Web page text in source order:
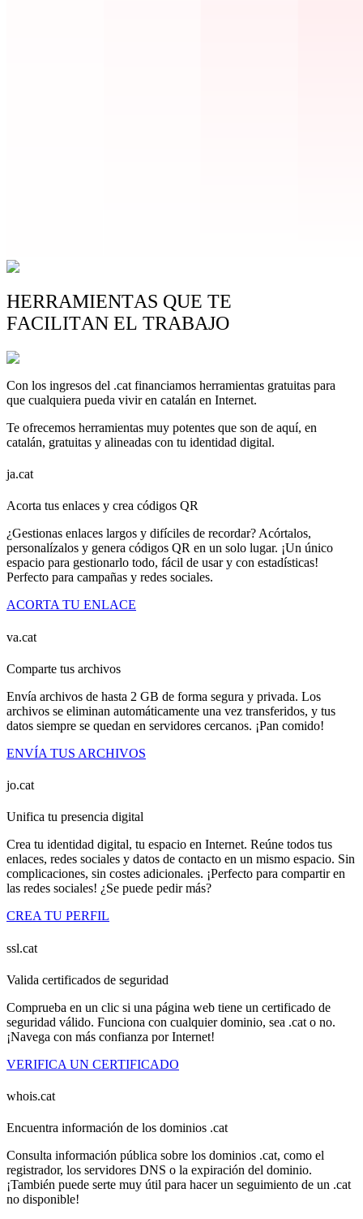
HERRAMIENTAS QUE TE
FACILITAN EL TRABAJO
Con los ingresos del .cat financiamos herramientas gratuitas para
que cualquiera pueda vivir en catalán en Internet.
Te ofrecemos herramientas muy potentes que son de aquí, en
catalán, gratuitas y alineadas con tu identidad digital.
ja.cat
Acorta tus enlaces y crea códigos QR
¿Gestionas enlaces largos y difíciles de recordar? Acórtalos,
personalízalos y genera códigos QR en un solo lugar. ¡Un único
espacio para gestionarlo todo, fácil de usar y con estadísticas!
Perfecto para campañas y redes sociales.
ACORTA TU ENLACE
va.cat
Comparte tus archivos
Envía archivos de hasta 2 GB de forma segura y privada. Los
archivos se eliminan automáticamente una vez transferidos, y tus
datos siempre se quedan en servidores cercanos. ¡Pan comido!
ENVÍA TUS ARCHIVOS
jo.cat
Unifica tu presencia digital
Crea tu identidad digital, tu espacio en Internet. Reúne todos tus
enlaces, redes sociales y datos de contacto en un mismo espacio. Sin
complicaciones, sin costes adicionales. ¡Perfecto para compartir en
las redes sociales! ¿Se puede pedir más?
CREA TU PERFIL
ssl.cat
Valida certificados de seguridad
Comprueba en un clic si una página web tiene un certificado de
seguridad válido. Funciona con cualquier dominio, sea .cat o no.
¡Navega con más confianza por Internet!
VERIFICA UN CERTIFICADO
whois.cat
Encuentra información de los dominios .cat
Consulta información pública sobre los dominios .cat, como el
registrador, los servidores DNS o la expiración del dominio.
¡También puede serte muy útil para hacer un seguimiento de un .cat
no disponible!